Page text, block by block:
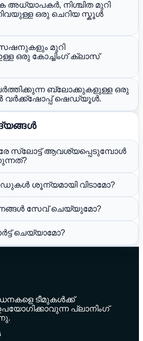
അധ്യാപകർ, നിശ്ചിത മുറി
ഒരു ചെറിയ സ്കൂൾ
മുറി
ഒരു കോച്ചിംഗ് ക്ലാസ്
ബ്ലോക്കുകളുള്ള ഒരു
വർക്ക്‌ഷോപ്പ് ഷെഡ്യൂൾ.
സ്ലോട്ട് ആവശ്യപ്പെടുമ്പോൾ
ശൂന്യമായി വിടാമോ?
സേവ് ചെയ്യുമോ?
ചെയ്യാമോ?
ടീമുകൾക്ക്
പ്ലാനിംഗ്